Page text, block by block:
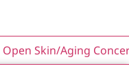
Open Skin/Aging